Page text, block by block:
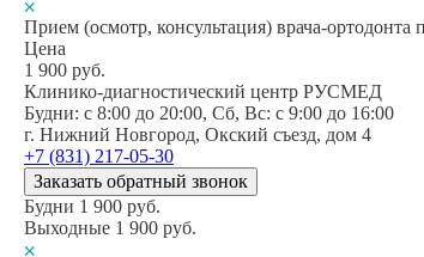
Прием (осмотр, консультация) врача-ортодонта
Цена
1 900 руб.
Клинико-диагностический центр РУСМЕД
Будни: c 8:00 до 20:00, Сб, Вс: c 9:00 до 16:00
г. Нижний Новгород, Окский съезд, дом 4
+7 (831) 217-05-30
Заказать обратный звонок
Будни 1 900 руб.
Выходные 1 900 руб.